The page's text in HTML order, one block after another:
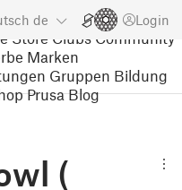
de Login
Store Clubs Community
Marken
Gruppen Bildung
Prusa Blog
(